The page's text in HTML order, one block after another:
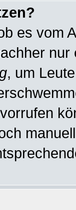
es vom
, um